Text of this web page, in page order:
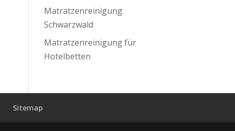
Matratzenreinigung
Schwarzwald
Matratzenreinigung für
Hotelbetten
Sitemap